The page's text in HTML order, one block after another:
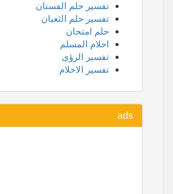
تفسير حلم الفستان
تفسير حلم الثعبان
حلم امتحان
احلام المسلم
تفسير الرؤى
تفسير الاحلام
ads